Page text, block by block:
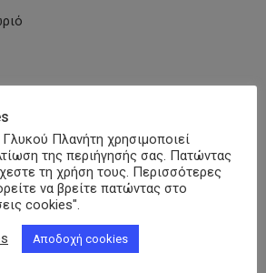
Συμβάσεις
Μαθήματα
Άρθρα
Πλανήτη χρησιμοποιεί
της περιήγησής σας. Πατώντας
τη χρήση τους. Περισσότερες
να βρείτε πατώντας στο
cookies".
Αποδοχή cookies